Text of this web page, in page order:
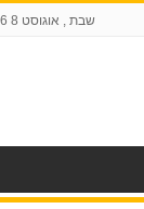
שבת , אוגוסט 8 2026